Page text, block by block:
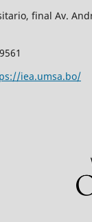
final Av.
iea.umsa.bo/